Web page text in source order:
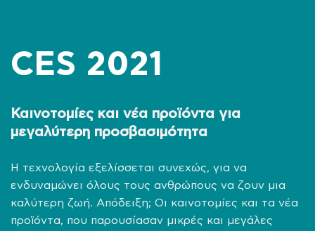
CES 2021
Καινοτομίες και νέα προϊόντα για
μεγαλύτερη προσβασιμότητα
Η τεχνολογία εξελίσσεται συνεχώς, για να
ενδυναμώνει όλους τους ανθρώπους να ζουν μια
καλύτερη ζωή. Απόδειξη; Οι καινοτομίες και τα νέα
προϊόντα, που παρουσίασαν μικρές και μεγάλες